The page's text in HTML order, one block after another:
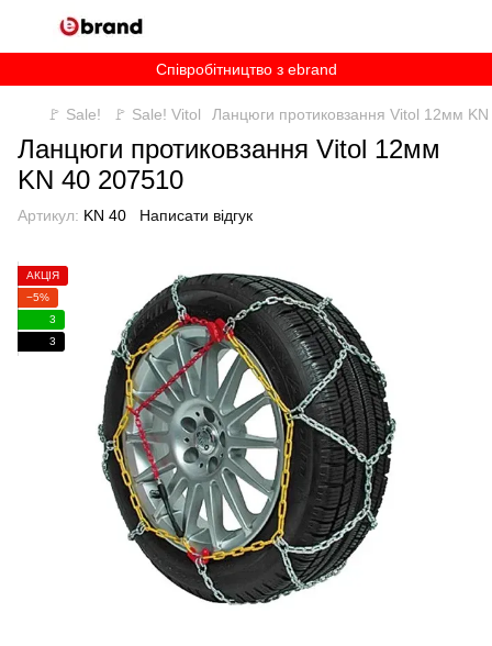
Співробітництво з ebrand
🚩 Sale! 🚩 Sale! Vitol Ланцюги протиковзання Vitol 12мм
Ланцюги протиковзання Vitol 12мм
KN 40 207510
Артикул: KN 40 Написати відгук
АКЦІЯ
−5%
3
3